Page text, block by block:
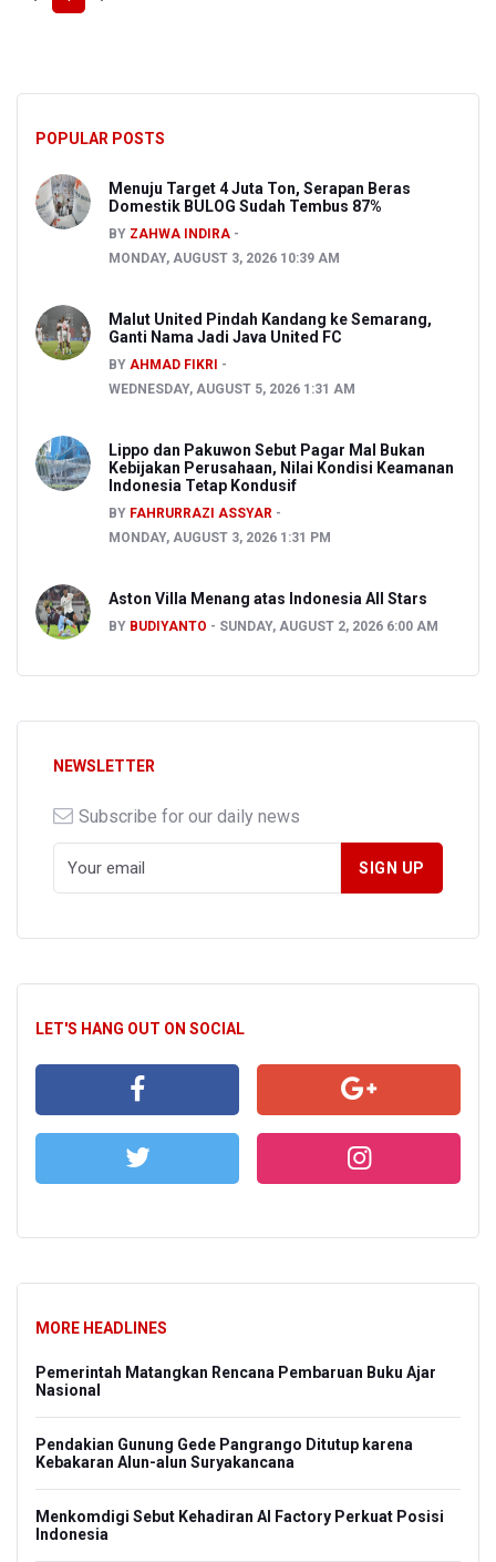
POPULAR POSTS
Menuju Target 4 Juta Ton, Serapan Beras
Domestik BULOG Sudah Tembus 87%
BY ZAHWA INDIRA
MONDAY, AUGUST 3, 2026 10:39 AM
Malut United Pindah Kandang ke Semarang,
Ganti Nama Jadi Java United FC
BY AHMAD FIKRI
WEDNESDAY, AUGUST 5, 2026 1:31 AM
Lippo dan Pakuwon Sebut Pagar Mal Bukan
Kebijakan Perusahaan, Nilai Kondisi Keamanan
Indonesia Tetap Kondusif
BY FAHRURRAZI ASSYAR
MONDAY, AUGUST 3, 2026 1:31 PM
Aston Villa Menang atas Indonesia All Stars
BY BUDIYANTO SUNDAY, AUGUST 2, 2026 6:00 AM
NEWSLETTER
Subscribe for our daily news
LET'S HANG OUT ON SOCIAL
MORE HEADLINES
Pemerintah Matangkan Rencana Pembaruan Buku Ajar
Nasional
Pendakian Gunung Gede Pangrango Ditutup karena
Kebakaran Alun-alun Suryakancana
Menkomdigi Sebut Kehadiran AI Factory Perkuat Posisi
Indonesia